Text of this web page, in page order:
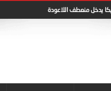
التقليدية إلى الرقمية